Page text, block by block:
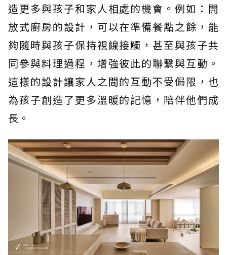
造更多與孩子和家人相處的機會。例如：開
放式廚房的設計，可以在準備餐點之餘，能
夠隨時與孩子保持視線接觸，甚至與孩子共
同參與料理過程，增強彼此的聯繫與互動。
這樣的設計讓家人之間的互動不受侷限，也
為孩子創造了更多溫暖的記憶，陪伴他們成
長。